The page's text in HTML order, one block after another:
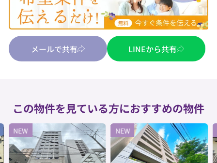
メールで共有 LINEから共有
この物件を見ている方におすすめの物件
NEW NEW